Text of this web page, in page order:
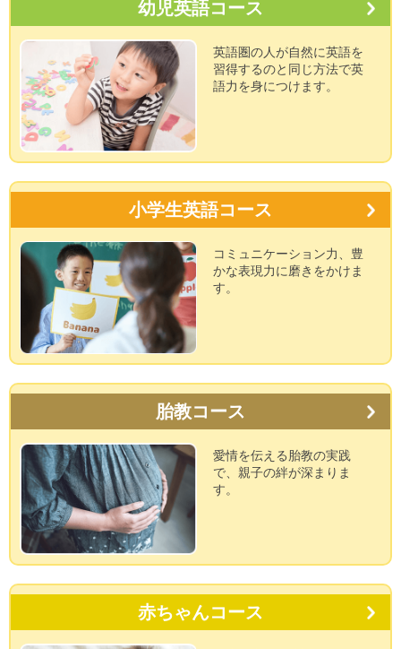
幼児英語コース
英語圏の人が自然に英語を
習得するのと同じ方法で英
語力を身につけます。
小学生英語コース
コミュニケーション力、豊
かな表現力に磨きをかけま
す。
胎教コース
愛情を伝える胎教の実践
で、親子の絆が深まりま
す。
赤ちゃんコース